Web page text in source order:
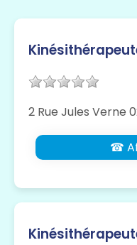
2 Rue Jules Verne
☎